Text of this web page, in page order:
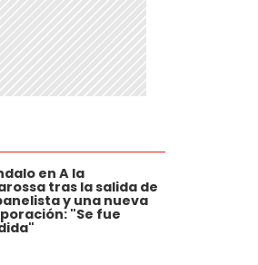
en A la
tras la salida de
y una nueva
"Se fue